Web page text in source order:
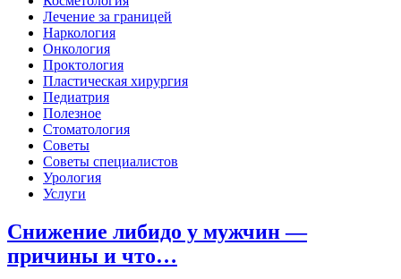
Лечение за границей
Наркология
Онкология
Проктология
Пластическая хирургия
Педиатрия
Полезное
Стоматология
Советы
Советы специалистов
Урология
Услуги
Снижение либидо у мужчин —
причины и что…